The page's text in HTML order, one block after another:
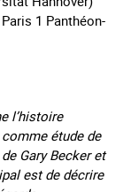
1 Panthéon-
l’histoire
étude de
Gary Becker et
est de décrire